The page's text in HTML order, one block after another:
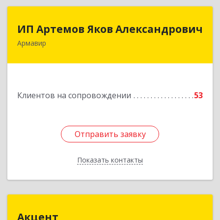
ИП Артемов Яков Александрович
Армавир
Клиентов на сопровождении 53
Отправить заявку
Показать контакты
Отправить заявку
Назад
Акцент